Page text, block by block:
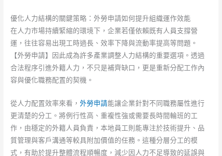
優化人力結構的關鍵策略：外勞申請如何提升組織運作效能
在人力市場持續緊縮的環境下，企業若僅依賴既有人員支撐營
運，往往容易出現工時過長、效率下降與流動率提高等問題。
【外勞申請】因此成為許多產業調整人力結構的重要選項。透過
合法程序引進外籍人力，不只是補齊缺口，更是重新分配工作內
容與優化職務配置的契機。
從人力配置效率來看，外勞申請能讓企業針對不同職務屬性進行
更清楚的分工。將例行性高、重複性強或需要長時間輪班的工
作，由穩定的外籍人員負責，本地員工則能專注於技術提升、品
質管理與客戶溝通等較具附加價值的任務。這種分層分工的模
式，有助於提升整體流程順暢度，減少因人力不足導致的延誤與